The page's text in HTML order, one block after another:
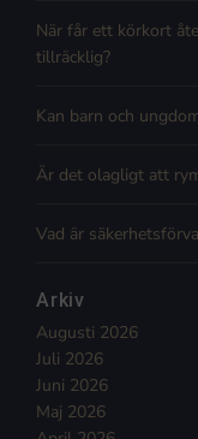
När får ett körkort
tillräcklig?
Kan barn och
Är det olagligt att
Vad är
Arkiv
Augusti 2026
Juli 2026
Juni 2026
Maj 2026